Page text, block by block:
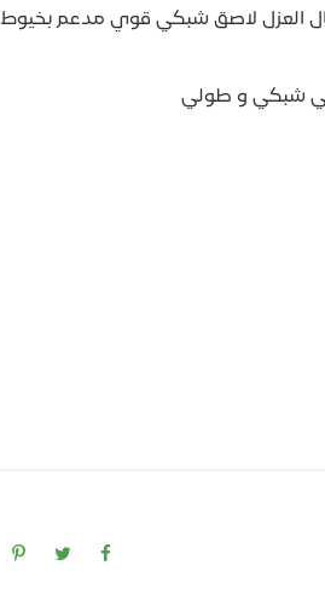
العزل لاصق شبكي قوي مدعم بخيوط
شبكي و طولي